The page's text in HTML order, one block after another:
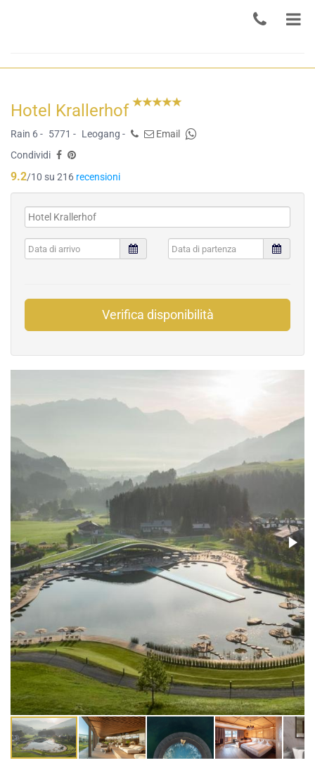
Hotel Krallerhof
Rain 6 - 5771 - Leogang -
Email
Condividi
9.2/10 su 216 recensioni
Verifica disponibilità